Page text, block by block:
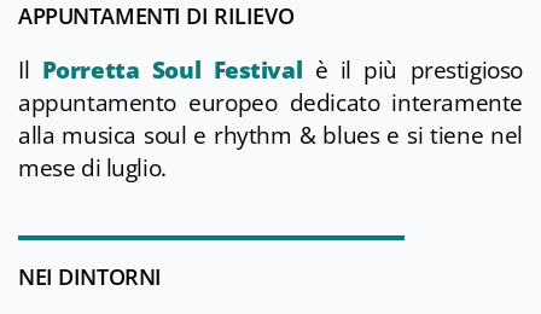
APPUNTAMENTI DI RILIEVO
Il Porretta Soul Festival è il più prestigioso
appuntamento europeo dedicato interamente
alla musica soul e rhythm & blues e si tiene nel
mese di luglio.
NEI DINTORNI